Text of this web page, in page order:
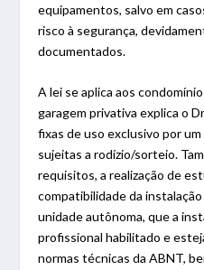
equipamentos, salvo em
risco à segurança,
documentados.
A lei se aplica aos
garagem privativa explica o
fixas de uso exclusivo por
sujeitas a rodízio/sorteio.
requisitos, a realização de
compatibilidade da
unidade autônoma, que a
profissional habilitado e
normas técnicas da ABNT,